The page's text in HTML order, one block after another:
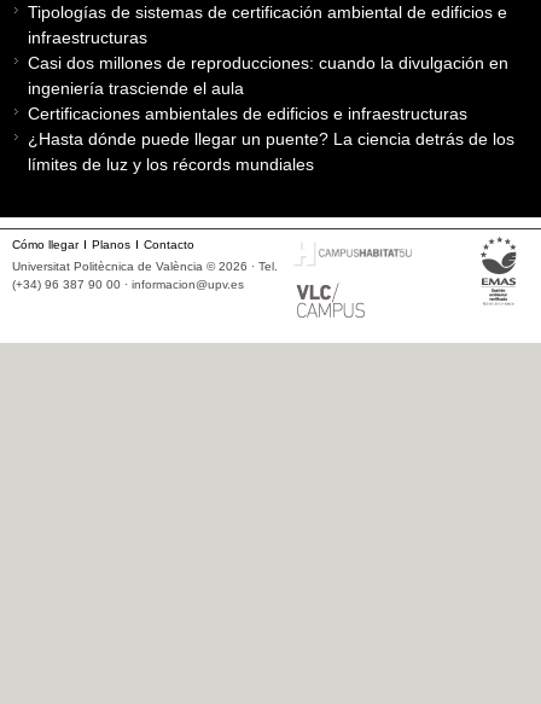
Tipologías de sistemas de certificación ambiental de edificios e
infraestructuras
Casi dos millones de reproducciones: cuando la divulgación en
ingeniería trasciende el aula
Certificaciones ambientales de edificios e infraestructuras
¿Hasta dónde puede llegar un puente? La ciencia detrás de los
límites de luz y los récords mundiales
Cómo llegar Planos
Contacto
Universitat Politècnica de València © 2026 · Tel.
(+34) 96 387 90 00 · informacion@upv.es